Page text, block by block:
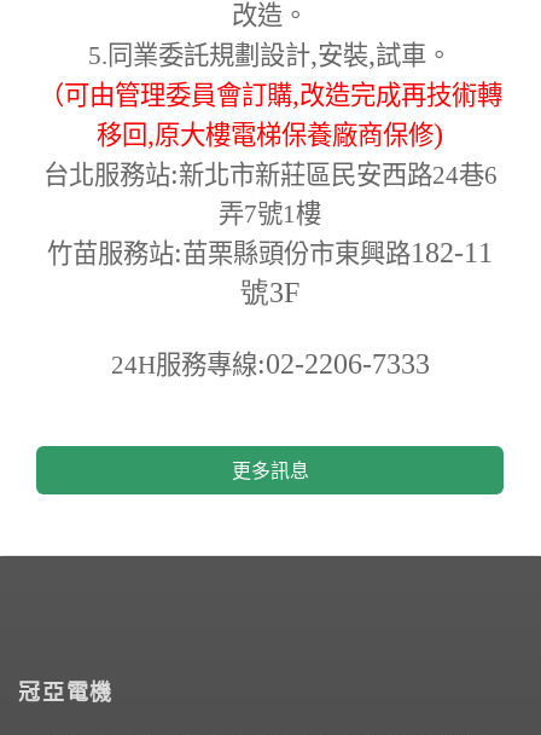
改造。
5. 同業委託規劃設計,安裝,試車。
（可由管理委員會訂購,改造完成再技術轉
移回,原大樓電梯保養廠商保修)
台北服務站:新北市新莊區民安西路24巷6
弄7號1樓
竹苗服務站:苗栗縣頭份市東興路182-11
號3F
24H服務專線:02-2206-7333
更多訊息
冠亞電機